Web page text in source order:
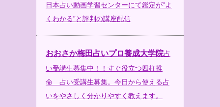
日本占い動画学習センターにて鑑定が”よ
くわかる”と評判の講座配信
おおさか梅田占いプロ養成大学院占
い受講生募集中！！すぐ役立つ四柱推
命 占い受講生募集。今日から使える占
いをやさしく分かりやすく教えます。